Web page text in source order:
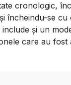
cronologic,
încheindu-se cu
și un
care au fost